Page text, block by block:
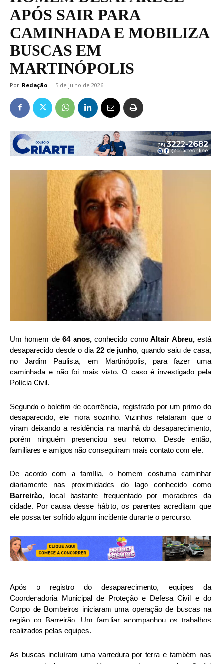
APÓS SAIR PARA
CAMINHADA E MOBILIZA
BUSCAS EM
MARTINÓPOLIS
Por Redação - 5 de julho de 2026
Um homem de64 anos,conhecido comoAltair Abreu,está
desaparecido desde o dia 22 de junho, quando saiu de casa,
no Jardim Paulista, em Martinópolis, para fazer uma
caminhada e não foi mais visto. O caso é investigado pela
Polícia Civil.
Segundo o boletim de ocorrência, registrado por um primo do
desaparecido, ele mora sozinho. Vizinhos relataram que o
viram deixando a residência na manhã do desaparecimento,
porém ninguém presenciou seu retorno. Desde então,
familiares e amigos não conseguiram mais contato com ele.
De acordo com a família, o homem costuma caminhar
diariamente nas proximidades do lago conhecido como
Barreirão, local bastante frequentado por moradores da
cidade. Por causa desse hábito, os parentes acreditam que
ele possa ter sofrido algum incidente durante o percurso.
Após o registro do desaparecimento, equipes da
Coordenadoria Municipal de Proteção e Defesa Civil e do
Corpo de Bombeiros iniciaram uma operação de buscas na
região do Barreirão. Um familiar acompanhou os trabalhos
realizados pelas equipes.
As buscas incluíram uma varredura por terra e também nas